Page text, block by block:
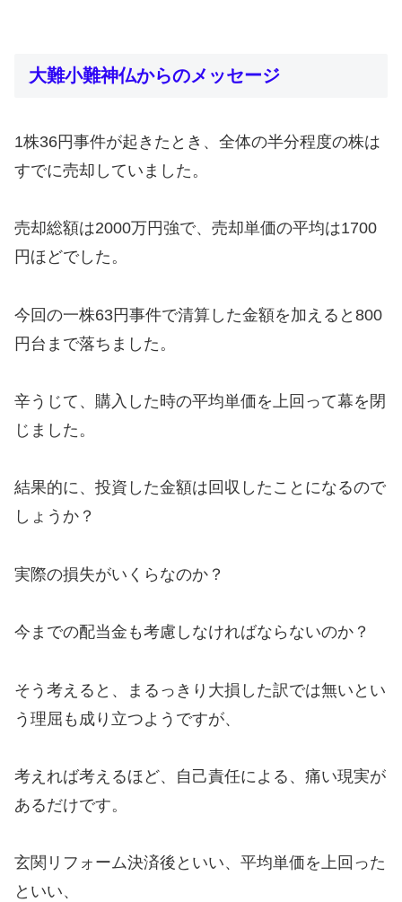
大難小難神仏からのメッセージ
1株36円事件が起きたとき、全体の半分程度の株は
すでに売却していました。
売却総額は2000万円強で、売却単価の平均は1700
円ほどでした。
今回の一株63円事件で清算した金額を加えると800
円台まで落ちました。
辛うじて、購入した時の平均単価を上回って幕を閉
じました。
結果的に、投資した金額は回収したことになるので
しょうか？
実際の損失がいくらなのか？
今までの配当金も考慮しなければならないのか？
そう考えると、まるっきり大損した訳では無いとい
う理屈も成り立つようですが、
考えれば考えるほど、自己責任による、痛い現実が
あるだけです。
玄関リフォーム決済後といい、平均単価を上回った
といい、